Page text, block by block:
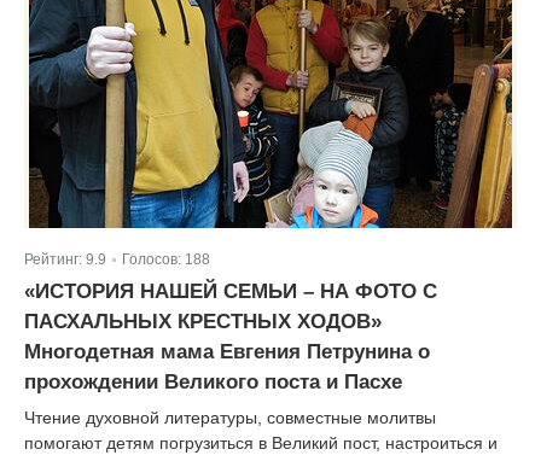
Рейтинг: 9.9 Голосов: 188
«ИСТОРИЯ НАШЕЙ СЕМЬИ – НА ФОТО С
ПАСХАЛЬНЫХ КРЕСТНЫХ ХОДОВ»
Многодетная мама Евгения Петрунина о
прохождении Великого поста и Пасхе
Чтение духовной литературы, совместные молитвы
помогают детям погрузиться в Великий пост, настроиться и